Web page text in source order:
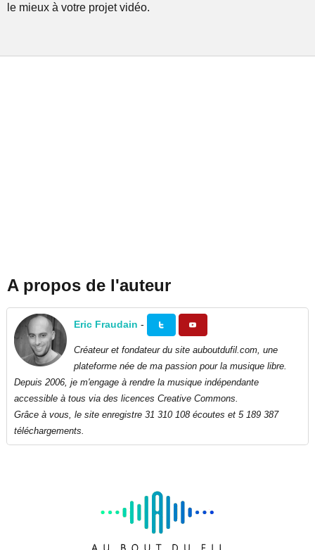
le mieux à votre projet vidéo.
A propos de l'auteur
Eric Fraudain -
Créateur et fondateur du site auboutdufil.com, une
plateforme née de ma passion pour la musique libre.
Depuis 2006, je m'engage à rendre la musique indépendante
accessible à tous via des licences Creative Commons.
Grâce à vous, le site enregistre 31 310 108 écoutes et 5 189 387
téléchargements.